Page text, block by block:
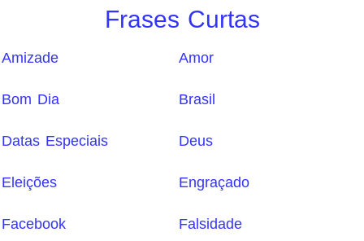
Frases Curtas
Amizade Amor
Bom Dia Brasil
Datas Especiais Deus
Eleições Engraçado
Facebook Falsidade